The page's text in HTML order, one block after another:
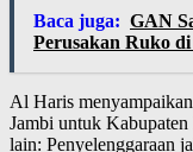
Baca juga: GAN
Perusakan Ruko
Al Haris
Jambi untuk
lain: Penyelenggaraan